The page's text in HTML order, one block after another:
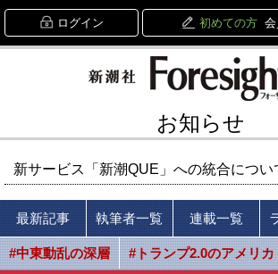
ログイン 初めての方
お知らせ
新サービス「新潮QUE」への統合につい
最新記事 執筆者一覧 連載一覧
#中東動乱の深層 #トランプ2.0のアメリカ